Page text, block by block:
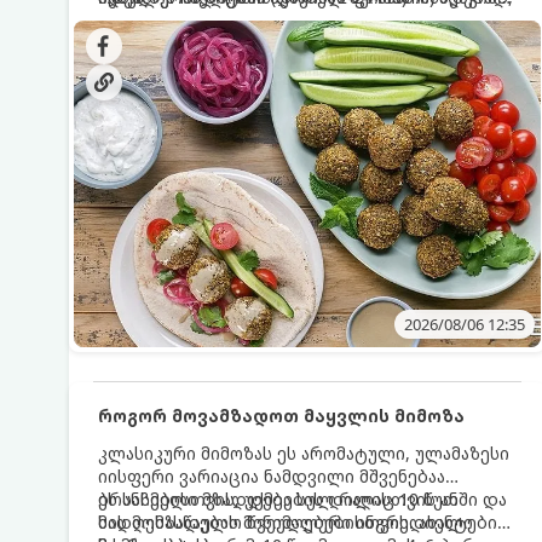
სალათებთან ერთად ან ტახინის (სესამის)
სოუსთან მირთმევისთვის.
იდეალურად შეინარჩუნოს და არ დაიშალოს.
დრო: 10–15 წუთი ულუფა: 20–24 ცალი ბურთულა
(4–6 პორცია)
2026/08/06 12:35
როგორ მოვამზადოთ მაყვლის მიმოზა
კლასიკური მიმოზას ეს არომატული, ულამაზესი
იისფერი ვარიაცია ნამდვილი მშვენებაა
ბრანჩებისთვის, უქმეების დილისთვის ან
სადღესასწაულო წვეულებებისთვის. ახალი
ეს სასმელი მზადდება სულ რაღაც 10 წუთში და
მის მომზადებას მინიმალური ინგრედიენტები